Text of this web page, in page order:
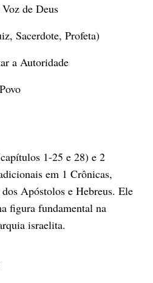
de Deus
Sacerdote, Profeta)
a Autoridade
1-25 e 28) e 2
em 1 Crônicas,
Apóstolos e Hebreus. Ele
figura fundamental na
israelita.